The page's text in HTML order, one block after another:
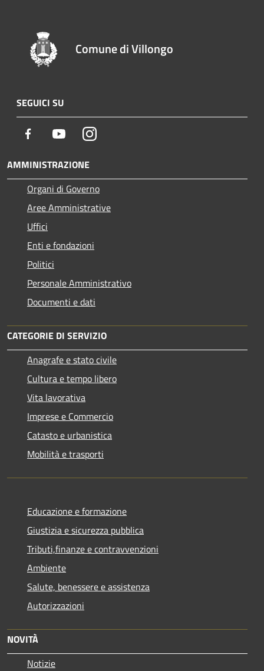
Comune di Villongo
SEGUICI SU
Facebook YoutubeInstagram
AMMINISTRAZIONE
Organi di Governo
Aree Amministrative
Uffici
Enti e fondazioni
Politici
Personale Amministrativo
Documenti e dati
CATEGORIE DI SERVIZIO
Anagrafe e stato civile
Cultura e tempo libero
Vita lavorativa
Imprese e Commercio
Catasto e urbanistica
Mobilità e trasporti
Educazione e formazione
Giustizia e sicurezza pubblica
Tributi,finanze e contravvenzioni
Ambiente
Salute, benessere e assistenza
Autorizzazioni
NOVITÀ
Notizie